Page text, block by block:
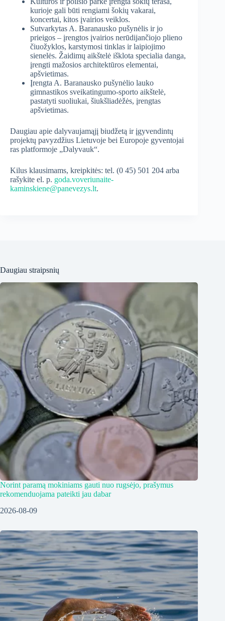
kurioje gali būti rengiami šokių vakarai,
koncertai, kitos įvairios veiklos.
Sutvarkytas A. Baranausko pušynėlis ir jo
prieigos – įrengtos įvairios nerūdijančiojo plieno
čiuožyklos, karstymosi tinklas ir laipiojimo
sienelės. Žaidimų aikštelė išklota specialia danga,
įrengti mažosios architektūros elementai,
apšvietimas.
Įrengta A. Baranausko pušynėlio lauko
gimnastikos sveikatingumo-sporto aikštelė,
pastatyti suoliukai, šiukšliadėžės, įrengtas
apšvietimas.
Daugiau apie dalyvaujamąjį biudžetą ir įgyvendintų
projektų pavyzdžius Lietuvoje bei Europoje gyventojai
ras platformoje „Dalyvauk“.
Kilus klausimams, kreipkitės: tel. (0 45) 501 204 arba
rašykite el. p. goda.voveriunaite-
kaminskiene@panevezys.lt.
Daugiau straipsnių
Norint paramą mokiniams gauti nuo rugsėjo, prašymus
rekomenduojama pateikti jau dabar
2026-08-09